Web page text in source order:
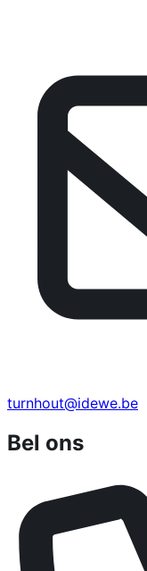
turnhout@idewe.be
Bel ons